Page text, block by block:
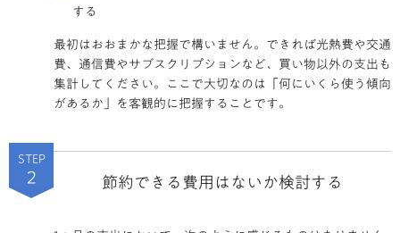
する
最初はおおまかな把握で構いません。できれば光熱費や交通
費、通信費やサブスクリプションなど、買い物以外の支出も
集計してください。ここで大切なのは「何にいくら使う傾向
があるか」を客観的に把握することです。
STEP
2 節約できる費用はないか検討する